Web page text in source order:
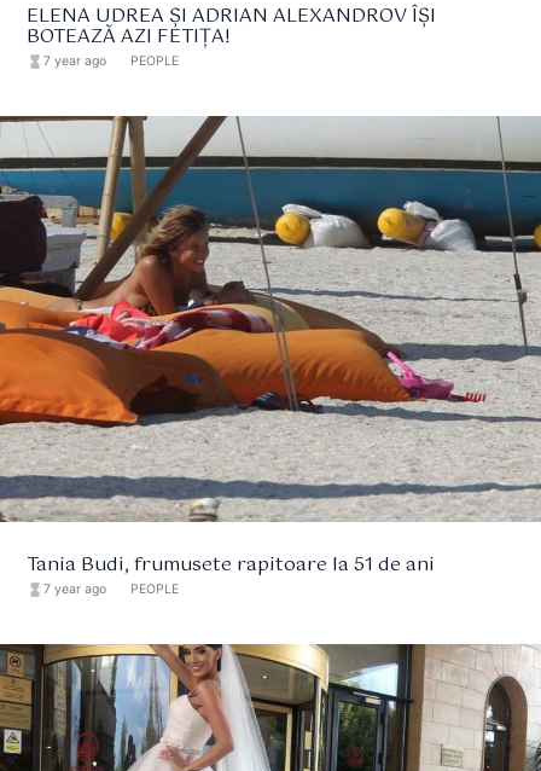
ELENA UDREA ȘI ADRIAN ALEXANDROV ÎȘI
BOTEAZĂ AZI FETIȚA!
hourglass_full7 year ago PEOPLE
Tania Budi, frumusete rapitoare la 51 de ani
hourglass_full7 year ago PEOPLE